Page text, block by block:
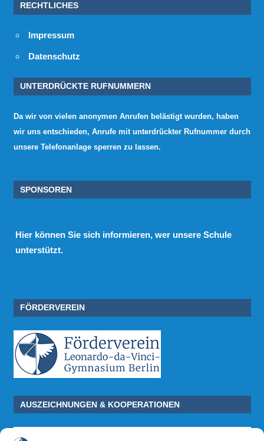
RECHTLICHES
Impressum
Datenschutz
UNTERDRÜCKTE RUFNUMMERN
Da wir von vielen anonymen Anrufen belästigt wurden, haben
wir uns entschieden, Anrufe mit unterdrückter Rufnummer durch
unsere Telefonanlage sperren zu lassen.
SPONSOREN
Hier können Sie sich informieren, wer unsere Schule
unterstützt.
FÖRDERVEREIN
AUSZEICHNUNGEN & KOOPERATIONEN